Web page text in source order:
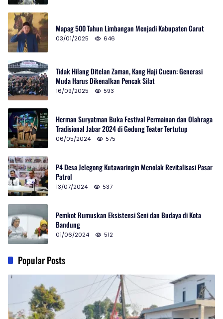
Mapag 500 Tahun Limbangan Menjadi Kabupaten Garut
03/01/2025 646
Tidak Hilang Ditelan Zaman, Kang Haji Cucun: Generasi
Muda Harus Dikenalkan Pencak Silat
16/09/2025 593
Herman Suryatman Buka Festival Permainan dan Olahraga
Tradisional Jabar 2024 di Gedung Teater Tertutup
06/05/2024 575
P4 Desa Jelegong Kutawaringin Menolak Revitalisasi Pasar
Patrol
13/07/2024 537
Pemkot Rumuskan Eksistensi Seni dan Budaya di Kota
Bandung
01/06/2024 512
Popular Posts